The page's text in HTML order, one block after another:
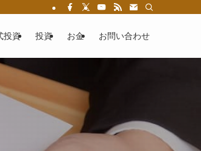
投資 投資 お金 お問い合わせ